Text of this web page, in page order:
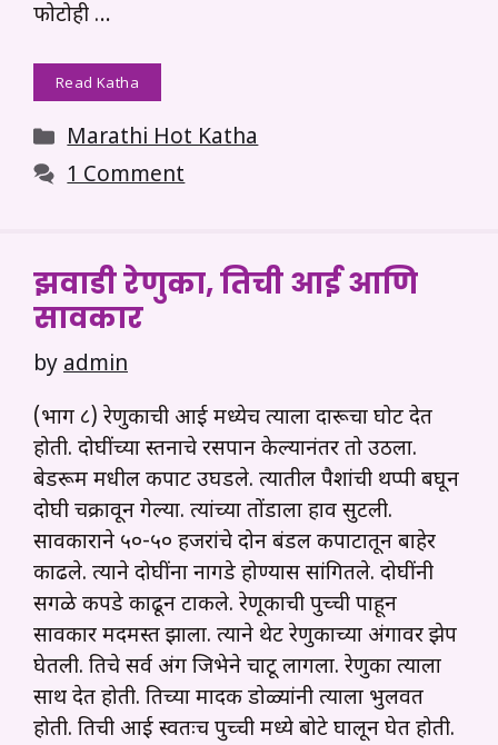
फोटोही …
Read Katha
Categories
Marathi Hot Katha
1 Comment
झवाडी रेणुका, तिची आई आणि
सावकार
by admin
(भाग ८) रेणुकाची आई मध्येच त्याला दारूचा घोट देत
होती. दोघींच्या स्तनाचे रसपान केल्यानंतर तो उठला.
बेडरूम मधील कपाट उघडले. त्यातील पैशांची थप्पी बघून
दोघी चक्रावून गेल्या. त्यांच्या तोंडाला हाव सुटली.
सावकाराने ५०-५० हजरांचे दोन बंडल कपाटातून बाहेर
काढले. त्याने दोघींना नागडे होण्यास सांगितले. दोघींनी
सगळे कपडे काढून टाकले. रेणूकाची पुच्ची पाहून
सावकार मदमस्त झाला. त्याने थेट रेणुकाच्या अंगावर झेप
घेतली. तिचे सर्व अंग जिभेने चाटू लागला. रेणुका त्याला
साथ देत होती. तिच्या मादक डोळ्यांनी त्याला भुलवत
होती. तिची आई स्वतःच पुच्ची मध्ये बोटे घालून घेत होती.